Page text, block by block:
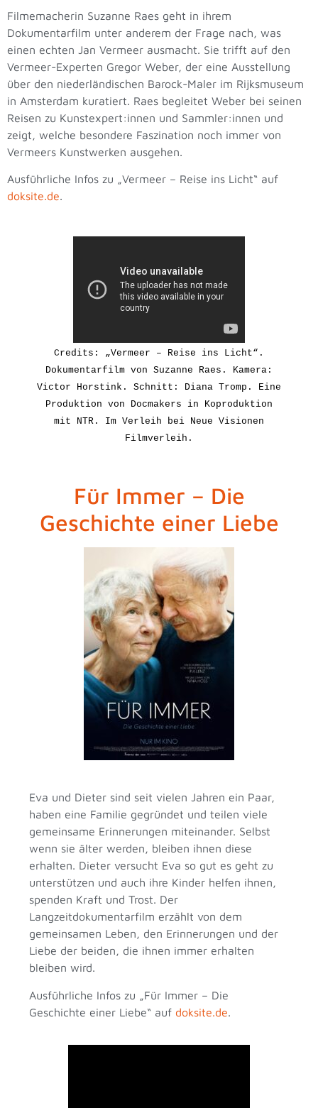
Filmemacherin Suzanne Raes geht in ihrem
Dokumentarfilm unter anderem der Frage nach, was
einen echten Jan Vermeer ausmacht. Sie trifft auf den
Vermeer-Experten Gregor Weber, der eine Ausstellung
über den niederländischen Barock-Maler im Rijksmuseum
in Amsterdam kuratiert. Raes begleitet Weber bei seinen
Reisen zu Kunstexpert:innen und Sammler:innen und
zeigt, welche besondere Faszination noch immer von
Vermeers Kunstwerken ausgehen.
Ausführliche Infos zu „Vermeer – Reise ins Licht“ auf
doksite.de.
Credits: „Vermeer – Reise ins Licht“.
Dokumentarfilm von Suzanne Raes . Kamera:
Victor Horstink. Schnitt: Diana Tromp. Eine
Produktion von Docmakers in Koproduktion
mit NTR. Im Verleih bei Neue Visionen
Filmverleih.
Für Immer – Die
Geschichte einer Liebe
Eva und Dieter sind seit vielen Jahren ein Paar,
haben eine Familie gegründet und teilen viele
gemeinsame Erinnerungen miteinander. Selbst
wenn sie älter werden, bleiben ihnen diese
erhalten. Dieter versucht Eva so gut es geht zu
unterstützen und auch ihre Kinder helfen ihnen,
spenden Kraft und Trost. Der
Langzeitdokumentarfilm erzählt von dem
gemeinsamen Leben, den Erinnerungen und der
Liebe der beiden, die ihnen immer erhalten
bleiben wird.
Ausführliche Infos zu „Für Immer – Die
Geschichte einer Liebe“ auf doksite.de.